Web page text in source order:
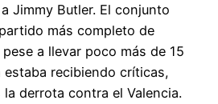
Jimmy Butler. El conjunto
más completo de
a llevar poco más de 15
recibiendo críticas,
derrota contra el Valencia.